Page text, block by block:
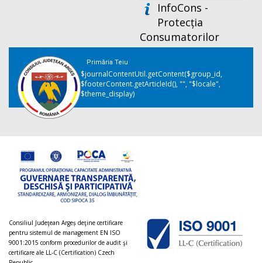
InfoCons -
Protecția
Consumatorilor
Primăria Teiu
$journalContentUtil.getContent($group_id,
$footerContent.getArticleId(), "", "$locale",
$theme_display)
Consiliul Judeţean Argeș deţine certificare
pentru sistemul de management EN ISO
9001:2015 conform procedurilor de audit şi
certificare ale LL-C (Certification) Czech